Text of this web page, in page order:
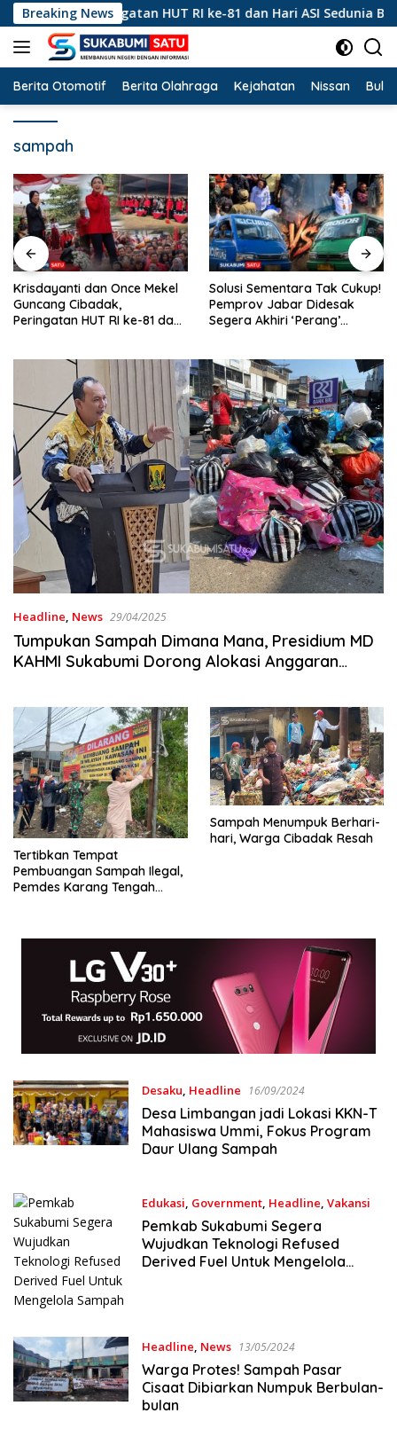
Langsung
ke
konten
Breaking News
Peringatan HUT RI ke-81 dan Hari ASI Sedunia
Berita Otomotif Berita Olahraga Kejahatan Nissan
sampah
Solusi Sementara Tak Cukup!
Pemprov Jabar Didesak
Segera Akhiri ‘Perang’
Hanya Merekah Sanksi
Kertas? Di Balik
Pertambangan Emas Ilegal
Headline, News 29/04/2025
Tumpukan Sampah Dimana Mana, Presidium MD
KAHMI Sukabumi Dorong Alokasi Anggaran
Tertibkan Tempat
Pembuangan Sampah Ilegal,
Pemdes Karang Tengah
Sampah Menumpuk Berhari-
hari, Warga Cibadak Resah
Desaku, Headline 16/09/2024
Desa Limbangan jadi Lokasi KKN-T
Mahasiswa Ummi, Fokus Program
Daur Ulang Sampah
Edukasi, Government, Headline, Vakansi
19/08/2024
Pemkab Sukabumi Segera
Wujudkan Teknologi Refused
Derived Fuel Untuk Mengelola
Headline, News 13/05/2024
Warga Protes! Sampah Pasar
Cisaat Dibiarkan Numpuk Berbulan-
bulan